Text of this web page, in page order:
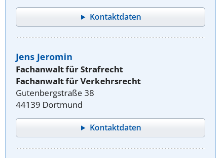
Kontaktdaten
Jens Jeromin
Fachanwalt für Strafrecht
Fachanwalt für Verkehrsrecht
Gutenbergstraße 38
44139 Dortmund
Kontaktdaten